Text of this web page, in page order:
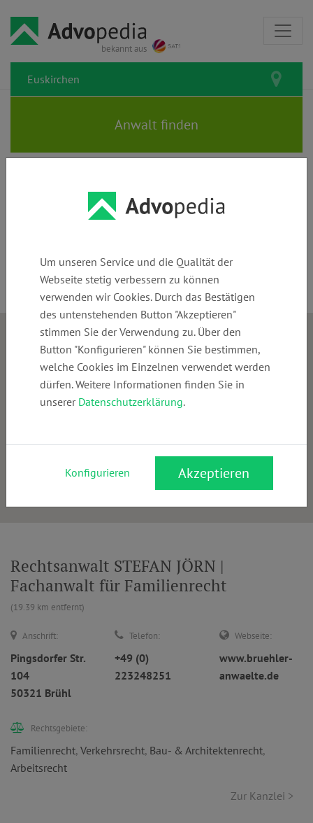
bekannt aus
Rechtsanwälte und Kanzleien in
Anwalt finden
Rechtsanwalt STEFAN JÖRN |
Fachanwalt für Familienrecht
(19.39 km entfernt)
Anschrift:
Pingsdorfer Str.
104
50321 Brühl
Telefon:
+49 (0)
223248251
Webseite:
www.bruehler-
anwaelte.de
Rechtsgebiete:
Familienrecht, Verkehrsrecht, Bau- & Architektenrecht,
Arbeitsrecht
Zur Kanzlei >
Um unseren Service und die Qualität der
Webseite stetig verbessern zu können
verwenden wir Cookies. Durch das Bestätigen
des untenstehenden Button "Akzeptieren"
stimmen Sie der Verwendung zu. Über den
Button "Konfigurieren" können Sie bestimmen,
welche Cookies im Einzelnen verwendet werden
dürfen. Weitere Informationen finden Sie in
unserer Datenschutzerklärung.
Konfigurieren Akzeptieren